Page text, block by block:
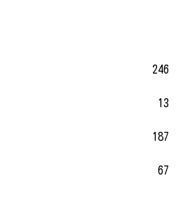
246
13
187
67